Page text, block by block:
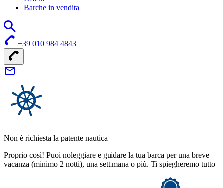
Barche in vendita
+39 010 984 4843
Non è richiesta la patente nautica
Proprio così! Puoi noleggiare e guidare la tua barca per una breve
vacanza (minimo 2 notti), una settimana o più. Ti spiegheremo tutto